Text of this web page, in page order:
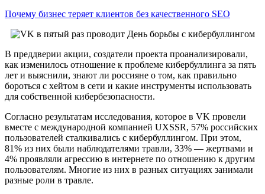
Почему бизнес теряет клиентов без качественного SEO
В преддверии акции, создатели проекта проанализировали,
как изменилось отношение к проблеме кибербуллинга за пять
лет и выяснили, знают ли россияне о том, как правильно
бороться с хейтом в сети и какие инструменты использовать
для собственной кибербезопасности.
Согласно результатам исследования, которое в VK провели
вместе с международной компанией UXSSR, 57% российских
пользователей сталкивались с кибербуллингом. При этом,
81% из них были наблюдателями травли, 33% — жертвами и
4% проявляли агрессию в интернете по отношению к другим
пользователям. Многие из них в разных ситуациях занимали
разные роли в травле.